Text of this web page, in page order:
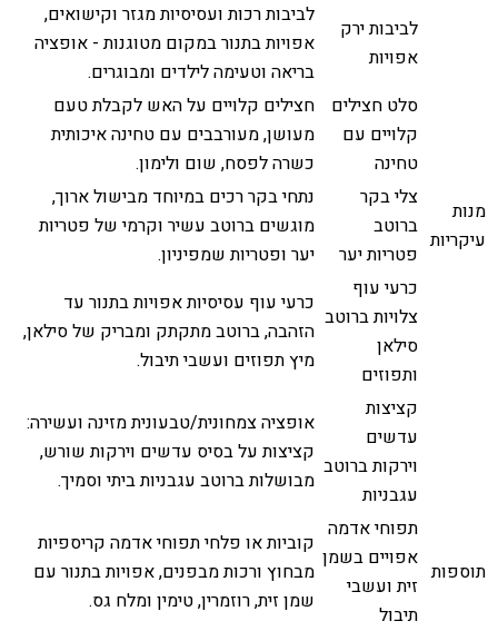
לביבות ירק
אפויות
לביבות רכות ועסיסיות מגזר וקישואים,
אפויות בתנור במקום מטוגנות - אופציה
בריאה וטעימה לילדים ומבוגרים.
סלט חצילים
קלויים עם
טחינה
חצילים קלויים על האש לקבלת טעם
מעושן, מעורבבים עם טחינה איכותית
כשרה לפסח, שום ולימון.
מנות
עיקריות
צלי בקר
ברוטב
פטריות יער
נתחי בקר רכים במיוחד מבישול ארוך,
מוגשים ברוטב עשיר וקרמי של פטריות
יער ופטריות שמפיניון.
כרעי עוף
צלויות ברוטב
סילאן
ותפוזים
כרעי עוף עסיסיות אפויות בתנור עד
הזהבה, ברוטב מתקתק ומבריק של סילאן,
מיץ תפוזים ועשבי תיבול.
קציצות
עדשים
וירקות ברוטב
עגבניות
אופציה צמחונית/טבעונית מזינה ועשירה:
קציצות על בסיס עדשים וירקות שורש,
מבושלות ברוטב עגבניות ביתי וסמיך.
תוספות
תפוחי אדמה
אפויים בשמן
זית ועשבי
תיבול
קוביות או פלחי תפוחי אדמה קריספיות
מבחוץ ורכות מבפנים, אפויות בתנור עם
שמן זית, רוזמרין, טימין ומלח גס.